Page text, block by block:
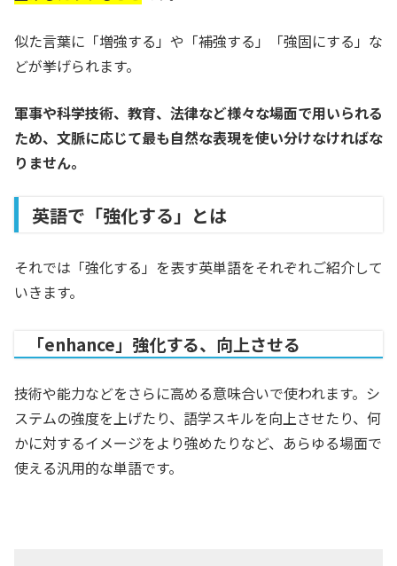
似た言葉に「増強する」や「補強する」「強固にする」な
どが挙げられます。
軍事や科学技術、教育、法律など様々な場面で用いられる
ため、文脈に応じて最も自然な表現を使い分けなければな
りません。
英語で「強化する」とは
それでは「強化する」を表す英単語をそれぞれご紹介して
いきます。
「enhance」強化する、向上させる
技術や能力などをさらに高める意味合いで使われます。シ
ステムの強度を上げたり、語学スキルを向上させたり、何
かに対するイメージをより強めたりなど、あらゆる場面で
使える汎用的な単語です。